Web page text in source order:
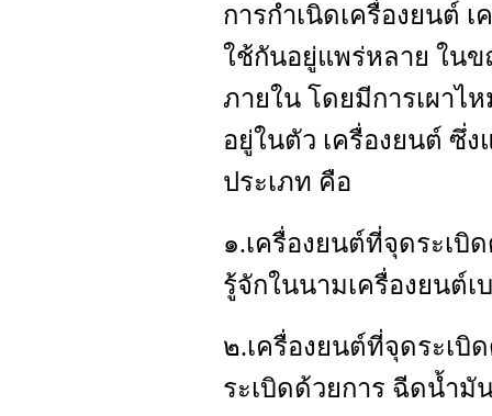
การกำเนิดเครื่องยนต์
ใช้กันอยู่แพร่หลาย ใน
ภายใน โดยมีการเผาไ
อยู่ในตัว เครื่องยนต์ ซึ่
ประเภท คือ
๑.เครื่องยนต์ที่จุดระเบิ
รู้จักในนามเครื่องยนต์เ
๒.เครื่องยนต์ที่จุดระเบิ
ระเบิดด้วยการ ฉีดน้ำมั